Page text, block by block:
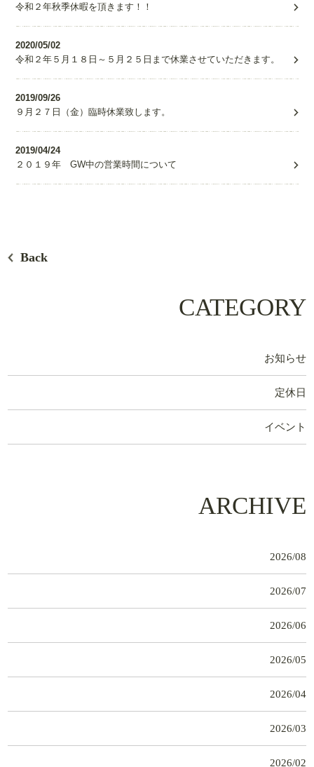
令和２年秋季休暇を頂きます！！
2020/05/02
令和２年５月１８日～５月２５日まで休業させていただきます。
2019/09/26
９月２７日（金）臨時休業致します。
2019/04/24
２０１９年 GW中の営業時間について
Back
CATEGORY
お知らせ
定休日
イベント
ARCHIVE
2026/08
2026/07
2026/06
2026/05
2026/04
2026/03
2026/02